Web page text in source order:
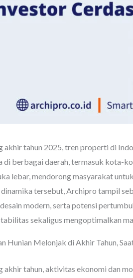
akhir tahun 2025, tren properti di
di berbagai daerah, termasuk kota-
lebar, mendorong masyarakat
tersebut, Archipro tampil
modern, serta potensi
sekaligus mengoptimalkan
Hunian Melonjak di Akhir Tahun,
akhir tahun, aktivitas ekonomi dan